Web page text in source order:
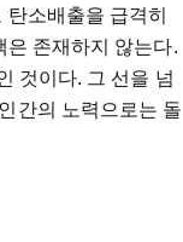
소배출을 급격히
은 존재하지 않는다.
것이다. 그 선을 넘
간의 노력으로는 돌